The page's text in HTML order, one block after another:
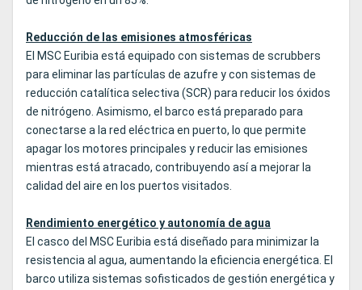
Reducción de las emisiones atmosféricas
El MSC Euribia está equipado con sistemas de scrubbers
para eliminar las partículas de azufre y con sistemas de
reducción catalítica selectiva (SCR) para reducir los óxidos
de nitrógeno. Asimismo, el barco está preparado para
conectarse a la red eléctrica en puerto, lo que permite
apagar los motores principales y reducir las emisiones
mientras está atracado, contribuyendo así a mejorar la
calidad del aire en los puertos visitados.
Rendimiento energético y autonomía de agua
El casco del MSC Euribia está diseñado para minimizar la
resistencia al agua, aumentando la eficiencia energética. El
barco utiliza sistemas sofisticados de gestión energética y